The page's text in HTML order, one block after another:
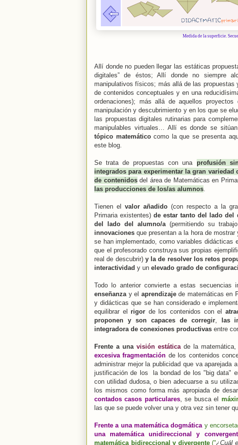
Medida de la superficie.
Allí donde no pueden llegar las estáticas
digitales” de éstos; Allí donde no siempre
manipulativos físicos; más allá de las
de contenidos conceptuales y en una
ordenaciones); más allá de aquellos
manipulación y descubrimiento y en los que se
las propuestas digitales rutinarias para
manipulables virtuales… Allí es donde se
tópico matemáticocomo la que se presenta
este blog.
Se trata de propuestas con una profusión
integrados para experimentar la gran
de contenidosdel área de Matemáticas en
las producciones de los/as alumnos
Tienen el valor añadido (con respecto a la
Primaria existentes)de estar tanto del lado del
del lado del alumno/a (permitiendo su
innovaciones que presentan a la hora de
se han implementado, como variables didácticas
que el profesorado construya sus propias
real de descubrir) y la de resolver los retos
interactividad y un elevado grado de
Todo lo anterior convierte a estas secuencias
enseñanza y el aprendizajede matemáticas en
y didácticas que se han considerado e
equilibrar el rigor de los contenidos con el
proponen y son capaces de corregir, las
integradora de conexiones productivas entre
Frente a una visión estáticade la matemática,
excesiva fragmentación de los contenidos
administrar mejor la publicidad que va
justificación de los la bondad de los "big data"
con utilidad dudosa, o bien adecuarse a su
los mismos como forma más apropiada de
contados casos particulares, se busca el
las que se puede volver una y otra vez sin tener
Frente a una matemática dogmática y
una matemática unidireccional y
matemática bidireccional y divergente("¿Cuál